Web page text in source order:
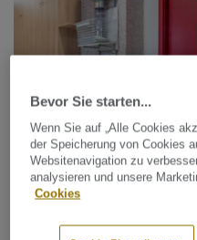
Bevor Sie starten...
Wenn Sie auf „Alle Cookies
der Speicherung von Cookies
Websitenavigation zu
analysieren und unsere
Cookies